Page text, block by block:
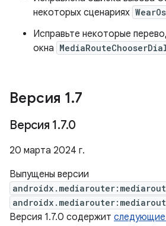
некоторых сценариях WearOs
Исправьте некоторые
окна
Версия 1.7
Версия 1.7.0
20 марта 2024 г.
Выпущены версии
Версия 1.7.0 содержит